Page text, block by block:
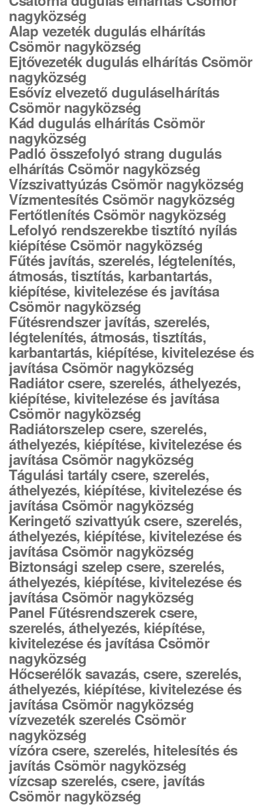
nagyközség
Alap vezeték dugulás elhárítás
Csömör nagyközség
Ejtővezeték dugulás elhárítás Csömör
nagyközség
Esővíz elvezető duguláselhárítás
Csömör nagyközség
Kád dugulás elhárítás Csömör
nagyközség
Padló összefolyó strang dugulás
elhárítás Csömör nagyközség
Vízszivattyúzás Csömör nagyközség
Vízmentesítés Csömör nagyközség
Fertőtlenítés Csömör nagyközség
Lefolyó rendszerekbe tisztító nyílás
kiépítése Csömör nagyközség
Fűtés javítás, szerelés, légtelenítés,
átmosás, tisztítás, karbantartás,
kiépítése, kivitelezése és javítása
Csömör nagyközség
Fűtésrendszer javítás, szerelés,
légtelenítés, átmosás, tisztítás,
karbantartás, kiépítése, kivitelezése és
javítása Csömör nagyközség
Radiátor csere, szerelés, áthelyezés,
kiépítése, kivitelezése és javítása
Csömör nagyközség
Radiátorszelep csere, szerelés,
áthelyezés, kiépítése, kivitelezése és
javítása Csömör nagyközség
Tágulási tartály csere, szerelés,
áthelyezés, kiépítése, kivitelezése és
javítása Csömör nagyközség
Keringető szivattyúk csere, szerelés,
áthelyezés, kiépítése, kivitelezése és
javítása Csömör nagyközség
Biztonsági szelep csere, szerelés,
áthelyezés, kiépítése, kivitelezése és
javítása Csömör nagyközség
Panel Fűtésrendszerek csere,
szerelés, áthelyezés, kiépítése,
kivitelezése és javítása Csömör
nagyközség
Hőcserélők savazás, csere, szerelés,
áthelyezés, kiépítése, kivitelezése és
javítása Csömör nagyközség
vízvezeték szerelés Csömör
nagyközség
vízóra csere, szerelés, hitelesítés és
javítás Csömör nagyközség
vízcsap szerelés, csere, javítás
Csömör nagyközség